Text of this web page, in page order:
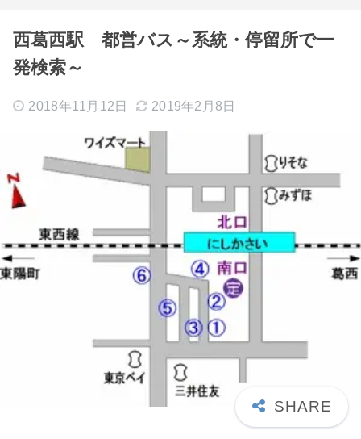
西葛西駅 都営バス～系統・停留所で一
発検索～
2018年11月12日 2019年2月8日